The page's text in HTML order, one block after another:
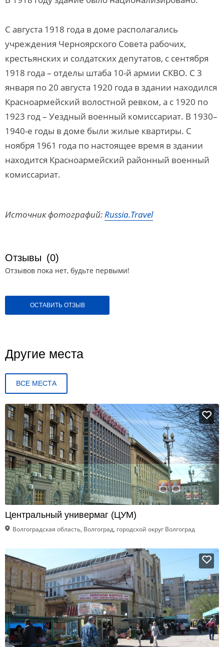
С августа 1918 года в доме располагались
учреждения Черноярского Совета рабочих,
крестьянских и солдатских депутатов, с сентября
1918 года – отделы штаба 10-й армии СКВО. С 3
января по 20 августа 1920 года в здании находился
Красноармейский волостной ревком, а с 1920 по
1923 год – Уездный военный комиссариат. В 1930–
1940-е годы в доме были жилые квартиры. С
ноября 1961 года по настоящее время в здании
находится Красноармейский районный военный
комиссариат.
Источник фотографий:Russia.Travel
Отзывы (0)
Отзывов пока нет, будьте первыми!
ОСТАВИТЬ ОТЗЫВ
Другие места
ВСЕ МЕСТА
Центральный универмаг (ЦУМ)
Волгоградская область, Волгоград, городской округ Волгоград